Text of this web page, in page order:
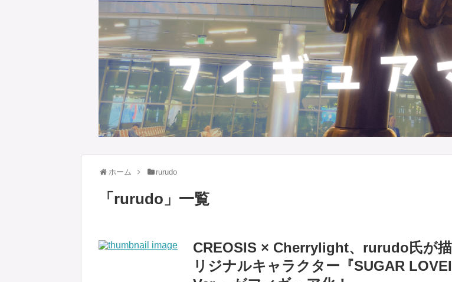
ホーム rurudo
「 rurudo 」 一覧
CREOSIS × Cherrylight、rurudo氏が
リジナルキャラクター『SUGAR